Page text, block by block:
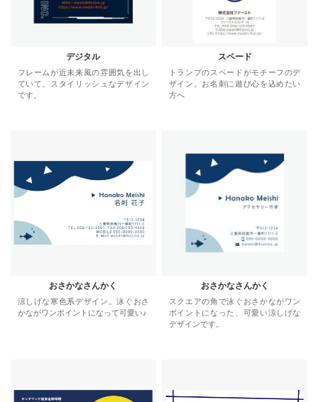
デジタル
フレームが近未来風の雰囲気を出し
ていて、スタイリッシュなデザイン
です。
スペード
トランプのスペードがモチーフのデ
ザイン。お名刺に遊び心を込めたい
方へ
おさかなさんかく
涼しげな寒色系デザイン。泳ぐおさ
かながワンポイントになって可愛い♪
おさかなさんかく
スクエアの角で泳ぐおさかながワン
ポイントになった、可愛い涼しげな
デザインです。